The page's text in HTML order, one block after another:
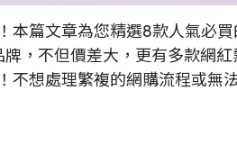
篇文章為您精選8款人氣必買
，不但價差大，更有多款網紅
不想處理繁複的網購流程或無